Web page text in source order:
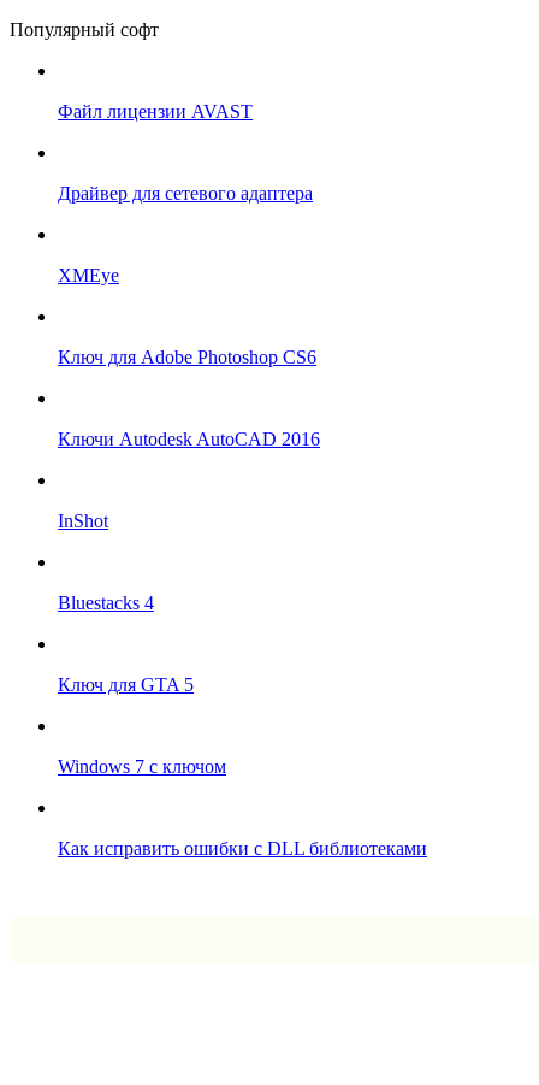
Популярный софт
Файл лицензии AVAST
Драйвер для сетевого адаптера
XMEye
Ключ для Adobe Photoshop CS6
Ключи Autodesk AutoCAD 2016
InShot
Bluestacks 4
Ключ для GTA 5
Windows 7 с ключом
Как исправить ошибки с DLL библиотеками